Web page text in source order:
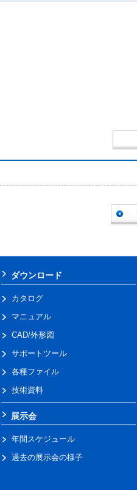
ダウンロード
カタログ
マニュアル
CAD/外形図
サポートツール
各種ファイル
技術資料
展示会
年間スケジュール
過去の展示会の様子